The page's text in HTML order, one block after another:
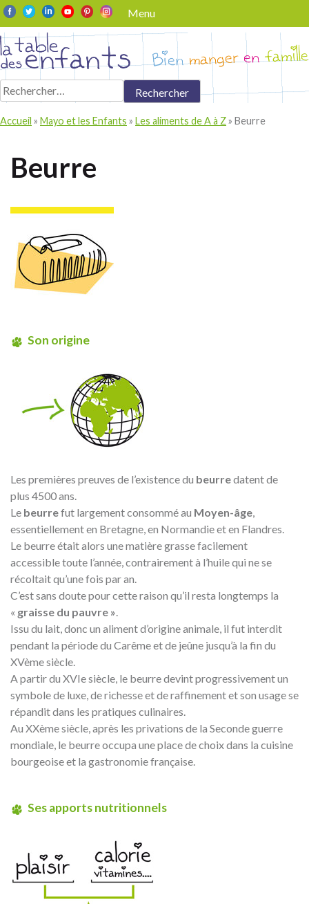
Skip
to
content
Menu
Rechercher :
Accueil » Mayo et les Enfants » Les aliments de A à Z» Beurre
Beurre
Son origine
Les premières preuves de l’existence du beurredatent de
plus 4500 ans.
Le beurrefut largement consommé au Moyen-âge,
essentiellement en Bretagne, en Normandie et en Flandres.
Le beurre était alors une matière grasse facilement
accessible toute l’année, contrairement à l’huile qui ne se
récoltait qu’une fois par an.
C’est sans doute pour cette raison qu’il resta longtemps la
« graisse du pauvre ».
Issu du lait, donc un aliment d’origine animale, il fut interdit
pendant la période du Carême et de jeûne jusqu’à la fin du
XVème siècle.
A partir du XVIe siècle, le beurre devint progressivement un
symbole de luxe, de richesse et de raffinement et son usage se
répandit dans les pratiques culinaires.
Au XXème siècle, après les privations de la Seconde guerre
mondiale, le beurre occupa une place de choix dans la cuisine
bourgeoise et la gastronomie française.
Ses apports nutritionnels